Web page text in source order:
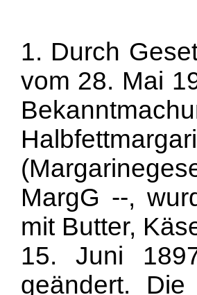
1. Durch
vom 28. Mai
MargG --,
mit Butter,
15. Juni
geändert.